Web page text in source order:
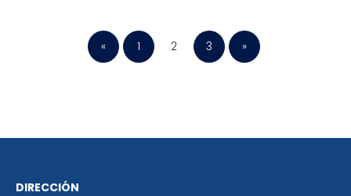
« 1 2 3 »
DIRECCIÓN